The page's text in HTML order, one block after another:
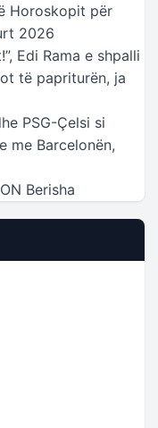
Horoskopit për
2026
Edi Rama e shpalli
të papriturën, ja
PSG-Çelsi si
me Barcelonën,
Berisha